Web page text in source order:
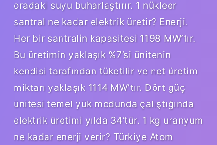
oradaki suyu buharlaştırır. 1 nükleer
santral ne kadar elektrik üretir? Enerji.
Her bir santralin kapasitesi 1198 MW’tır.
Bu üretimin yaklaşık %7’si ünitenin
kendisi tarafından tüketilir ve net üretim
miktarı yaklaşık 1114 MW’tır. Dört güç
ünitesi temel yük modunda çalıştığında
elektrik üretimi yılda 34’tür. 1 kg uranyum
ne kadar enerji verir? Türkiye Atom